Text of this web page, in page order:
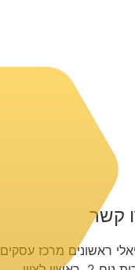
קשר
ראשונים מרכז עסקים